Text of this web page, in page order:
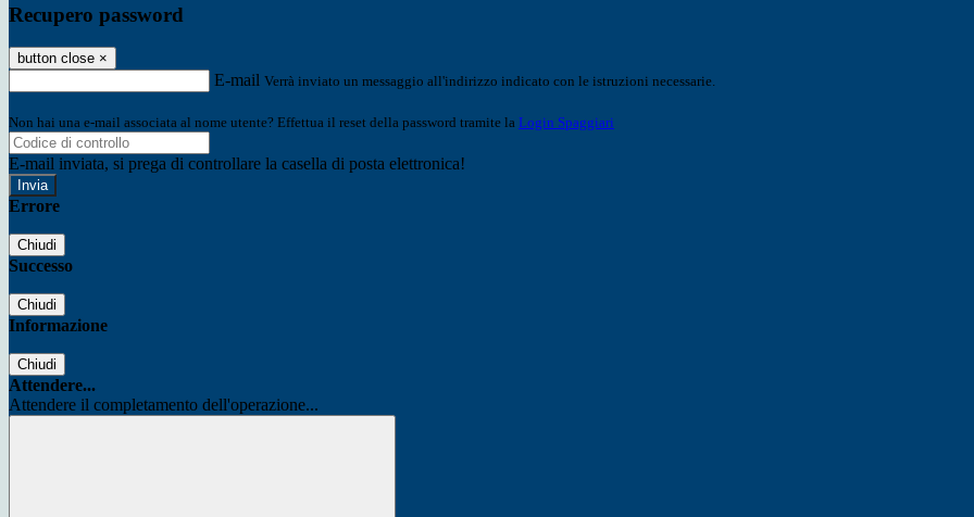
Recupero password
button close ×
E-mail Verrà inviato un messaggio all'indirizzo indicato con le istruzioni necessarie.
Non hai una e-mail associata al nome utente? Effettua il reset della password tramite la Login Spaggiari
E-mail inviata, si prega di controllare la casella di posta elettronica!
Errore
Chiudi
Successo
Chiudi
Informazione
Chiudi
Attendere...
Attendere il completamento dell'operazione...